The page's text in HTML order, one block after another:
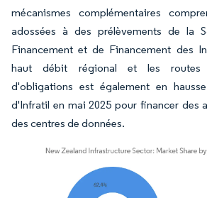
mécanismes complémentaires
adossées à des prélèvements de la
Financement et de Financement des
haut débit régional et les routes
d'obligations est également en
d'Infratil en mai 2025 pour financer des
des centres de données.